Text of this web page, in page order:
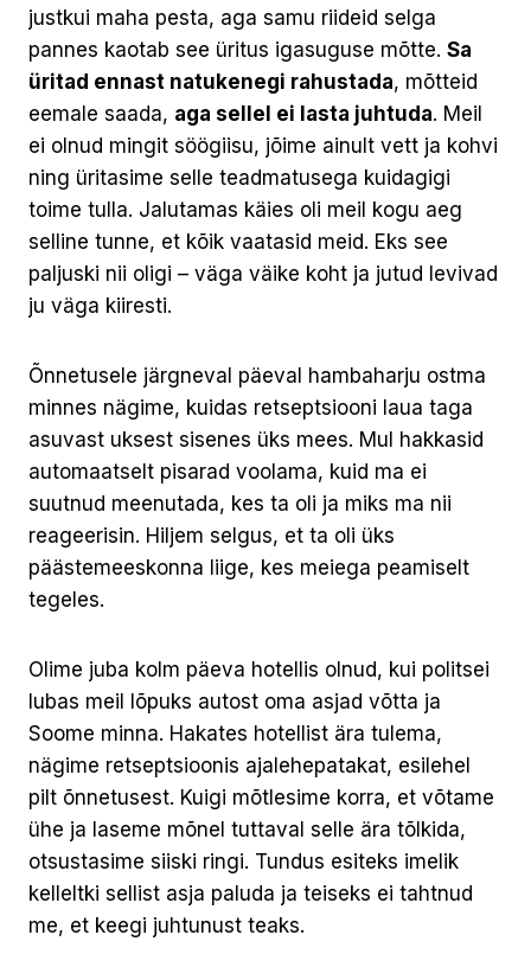
justkui maha pesta, aga samu riideid selga
pannes kaotab see üritus igasuguse mõtte. Sa
üritad ennast natukenegi rahustada, mõtteid
eemale saada, aga sellel ei lasta juhtuda. Meil
ei olnud mingit söögiisu, jõime ainult vett ja kohvi
ning üritasime selle teadmatusega kuidagigi
toime tulla. Jalutamas käies oli meil kogu aeg
selline tunne, et kõik vaatasid meid. Eks see
paljuski nii oligi – väga väike koht ja jutud levivad
ju väga kiiresti.
Õnnetusele järgneval päeval hambaharju ostma
minnes nägime, kuidas retseptsiooni laua taga
asuvast uksest sisenes üks mees. Mul hakkasid
automaatselt pisarad voolama, kuid ma ei
suutnud meenutada, kes ta oli ja miks ma nii
reageerisin. Hiljem selgus, et ta oli üks
päästemeeskonna liige, kes meiega peamiselt
tegeles.
Olime juba kolm päeva hotellis olnud, kui politsei
lubas meil lõpuks autost oma asjad võtta ja
Soome minna. Hakates hotellist ära tulema,
nägime retseptsioonis ajalehepatakat, esilehel
pilt õnnetusest. Kuigi mõtlesime korra, et võtame
ühe ja laseme mõnel tuttaval selle ära tõlkida,
otsustasime siiski ringi. Tundus esiteks imelik
kelleltki sellist asja paluda ja teiseks ei tahtnud
me, et keegi juhtunust teaks.